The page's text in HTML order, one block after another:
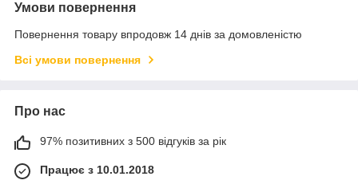
Умови повернення
Повернення товару впродовж 14 днів за домовленістю
Всі умови повернення
Про нас
97% позитивних з 500 відгуків за рік
Працює з 10.01.2018